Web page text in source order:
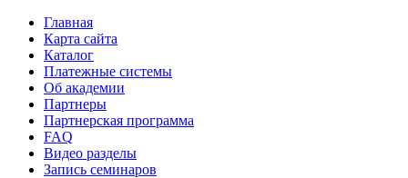
Главная
Карта сайта
Каталог
Платежные системы
Об академии
Партнеры
Партнерская программа
FAQ
Видео разделы
Запись семинаров